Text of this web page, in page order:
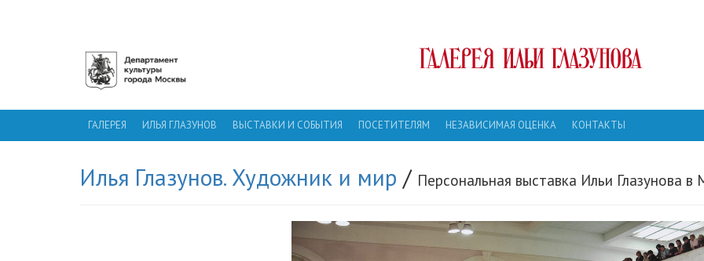
ГАЛЕРЕЯ ИЛЬИ ГЛАЗУНОВА
ГАЛЕРЕЯ ИЛЬЯ ГЛАЗУНОВ ВЫСТАВКИ И СОБЫТИЯ ПОСЕТИТЕЛЯМ НЕЗАВИСИМАЯ ОЦЕНКА КОНТАКТЫ
Илья Глазунов. Художник и мир / Персональная выставка Ильи Глазунова в